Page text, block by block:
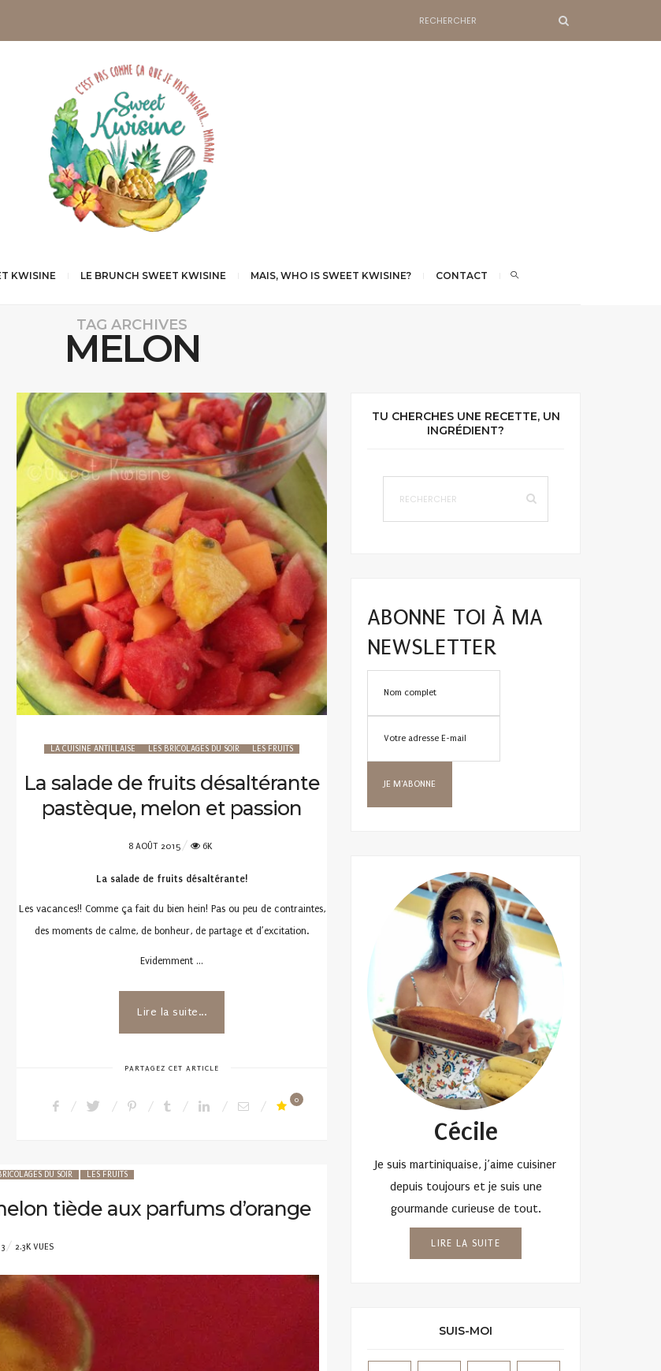
KWISINE LE BRUNCH SWEET KWISINE MAIS, WHO IS SWEET KWISINE? CONTACT
TAG ARCHIVES
MELON
LA CUISINE ANTILLAISE LES BRICOLAGES DU SOIR LES FRUITS
La salade de fruits désaltérante
pastèque, melon et passion
POSTED
8 AOÛT 2015 6K
La salade de fruits désaltérante!
Les vacances!! Comme ça fait du bien hein! Pas ou peu de contraintes,
des moments de calme, de bonheur, de partage et d’excitation.
Evidemment …
Lire la suite...
PARTAGEZ CET ARTICLE
0
DU SOIR LES FRUITS
tiède aux parfums d’orange
2.3K VUES
TU CHERCHES UNE RECETTE, UN
INGRÉDIENT?
ABONNE TOI À MA
NEWSLETTER
Cécile
Je suis martiniquaise, j’aime cuisiner
depuis toujours et je suis une
gourmande curieuse de tout.
LIRE LA SUITE
SUIS-MOI